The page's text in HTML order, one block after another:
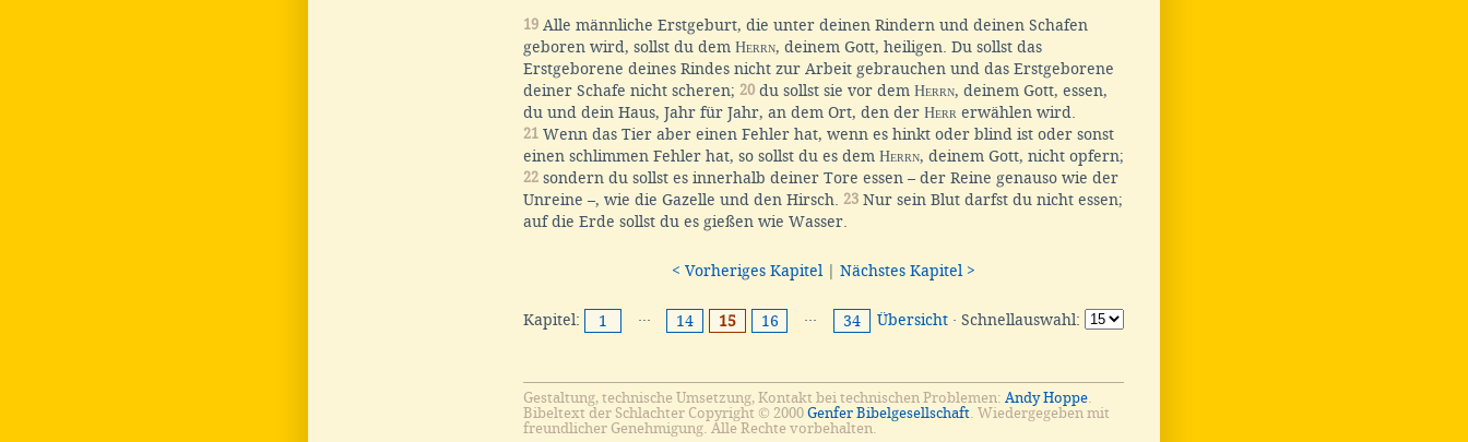
19 Alle männliche Erstgeburt, die unter deinen Rindern und deinen Schafen
geboren wird, sollst du dem Herrn, deinem Gott, heiligen. Du sollst das
Erstgeborene deines Rindes nicht zur Arbeit gebrauchen und das Erstgeborene
deiner Schafe nicht scheren; 20 du sollst sie vor dem Herrn, deinem Gott, essen,
du und dein Haus, Jahr für Jahr, an dem Ort, den der Herr erwählen wird.
21 Wenn das Tier aber einen Fehler hat, wenn es hinkt oder blind ist oder sonst
einen schlimmen Fehler hat, so sollst du es dem Herrn, deinem Gott, nicht opfern;
22 sondern du sollst es innerhalb deiner Tore essen – der Reine genauso wie der
Unreine –, wie die Gazelle und den Hirsch. 23 Nur sein Blut darfst du nicht essen;
auf die Erde sollst du es gießen wie Wasser.
< Vorheriges Kapitel Nächstes Kapitel >
Kapitel: 1 ··· 14 15 16 ··· 34 Übersicht · Schnellauswahl:
Gestaltung, technische Umsetzung, Kontakt bei technischen Problemen: Andy Hoppe.
Bibeltext der Schlachter Copyright © 2000 Genfer Bibelgesellschaft. Wiedergegeben mit
freundlicher Genehmigung. Alle Rechte vorbehalten.